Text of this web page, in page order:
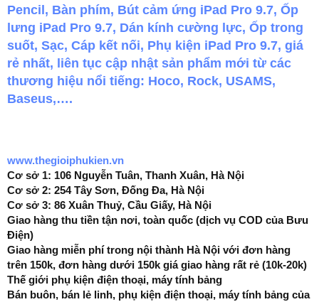
Pencil, Bàn phím, Bút cảm ứng iPad Pro 9.7, Ốp
lưng iPad Pro 9.7, Dán kính cường lực, Ốp trong
suốt, Sạc, Cáp kết nối, Phụ kiện iPad Pro 9.7, giá
rẻ nhất, liên tục cập nhật sản phẩm mới từ các
thương hiệu nổi tiếng: Hoco, Rock, USAMS,
Baseus,….
www.thegioiphukien.vn
Cơ sở 1: 106 Nguyễn Tuân, Thanh Xuân, Hà Nội
Cơ sở 2: 254 Tây Sơn, Đống Đa, Hà Nội
Cơ sở 3: 86 Xuân Thuỷ, Cầu Giấy, Hà Nội
Giao hàng thu tiền tận nơi, toàn quốc (dịch vụ COD của Bưu
Điện)
Giao hàng miễn phí trong nội thành Hà Nội với đơn hàng
trên 150k, đơn hàng dưới 150k giá giao hàng rất rẻ (10k-20k)
Thế giới phụ kiện điện thoại, máy tính bảng
Bán buôn, bán lẻ linh, phụ kiện điện thoại, máy tính bảng của